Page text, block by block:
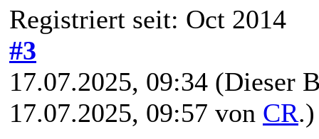
Registriert seit: Oct 2014
#3
17.07.2025, 09:34 (Dieser
17.07.2025, 09:57 von CR.)